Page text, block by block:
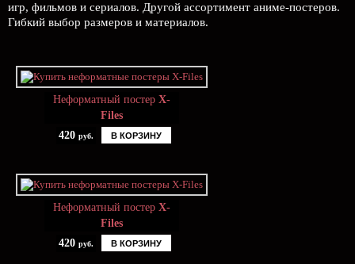
игр, фильмов и сериалов. Другой ассортимент аниме-постеров.
Гибкий выбор размеров и материалов.
Неформатный постер X-
Files
420 руб. В КОРЗИНУ
Неформатный постер X-
Files
420 руб. В КОРЗИНУ